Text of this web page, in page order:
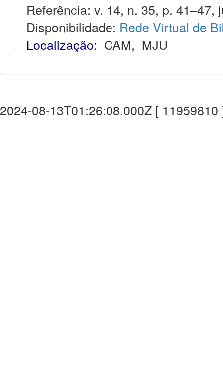
Referência: v. 14, n. 35, p. 41–47,
Disponibilidade: Rede Virtual de
Localização: CAM, MJU
2024-08-13T01:26:08.000Z [ 11959810